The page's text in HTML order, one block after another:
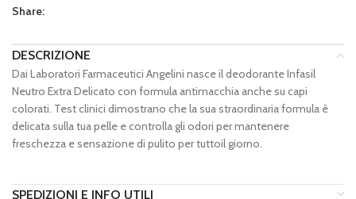
Share:
DESCRIZIONE
Dai Laboratori Farmaceutici Angelini nasce il deodorante Infasil
Neutro Extra Delicato con formula antimacchia anche su capi
colorati. Test clinici dimostrano che la sua straordinaria formula è
delicata sulla tua pelle e controlla gli odori per mantenere
freschezza e sensazione di pulito per tuttoil giorno.
SPEDIZIONI E INFO UTILI